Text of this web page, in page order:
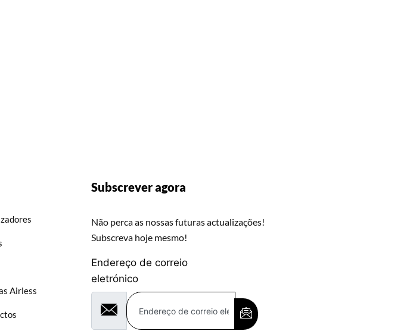
Airless
Subscrever agora
Não perca as nossas futuras actualizações!
Subscreva hoje mesmo!
Endereço de correio
eletrónico